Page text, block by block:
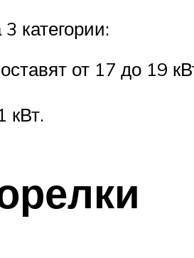
категории:
от 17 до 19
кВт.